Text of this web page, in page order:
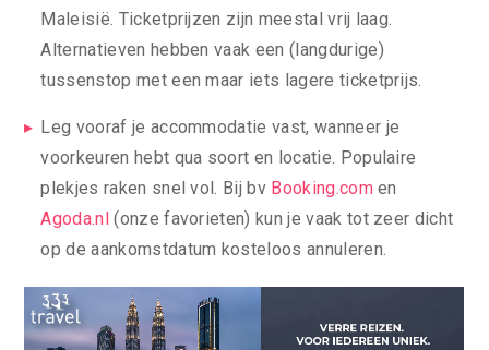
Maleisië. Ticketprijzen zijn meestal vrij laag.
Alternatieven hebben vaak een (langdurige)
tussenstop met een maar iets lagere ticketprijs.
Leg vooraf je accommodatie vast, wanneer je
voorkeuren hebt qua soort en locatie. Populaire
plekjes raken snel vol. Bij bv Booking.comen
Agoda.nl(onze favorieten) kun je vaak tot zeer dicht
op de aankomstdatum kosteloos annuleren.